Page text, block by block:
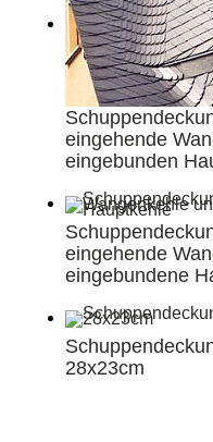
eingehende
eingebunden
eingehende
eingebundene
28x23cm